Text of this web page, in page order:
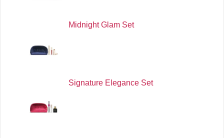
Midnight Glam Set
Signature Elegance Set